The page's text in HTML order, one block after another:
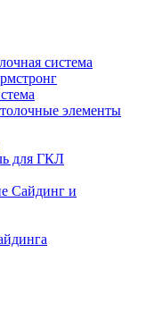
система
элементы
для ГКЛ
Сайдинг и